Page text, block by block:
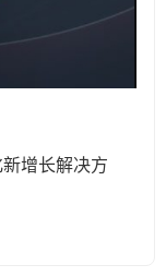
增长解决方